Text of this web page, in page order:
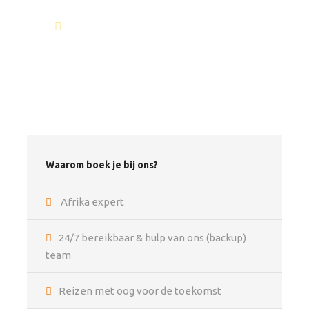
Waarom boek je bij ons?
Afrika expert
24/7 bereikbaar & hulp van ons (backup)
team
Reizen met oog voor de toekomst
Exclusief
Persoonlijke uitgaven in Krugerpark shops
Eventuele onverwachte prijswijzigingen in
entreegelden van nationale parken